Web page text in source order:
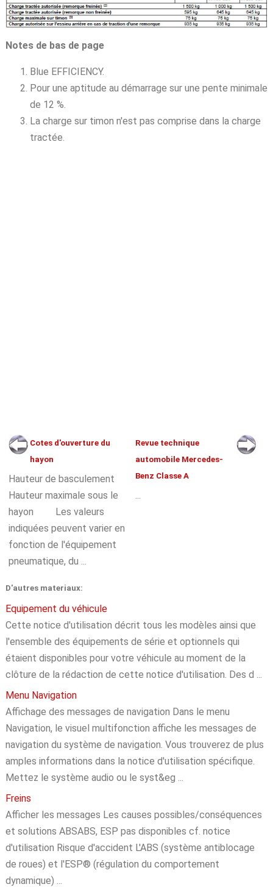
Notes de bas de page
Blue EFFICIENCY.
Pour une aptitude au démarrage sur une pente minimale
de 12 %.
La charge sur timon n'est pas comprise dans la charge
tractée.
Cotes d'ouverture du
hayon
Hauteur de basculement
Hauteur maximale sous le
hayon Les valeurs
indiquées peuvent varier en
fonction de l'équipement
pneumatique, du ...
Revue technique
automobile Mercedes-
Benz Classe A
D'autres materiaux:
Equipement du véhicule
Cette notice d'utilisation décrit tous les modèles ainsi que
l'ensemble des équipements de série et optionnels qui
étaient disponibles pour votre véhicule au moment de la
clôture de la rédaction de cette notice d'utilisation. Des d ...
Menu Navigation
Affichage des messages de navigation Dans le menu
Navigation, le visuel multifonction affiche les messages de
navigation du système de navigation. Vous trouverez de plus
amples informations dans la notice d'utilisation spécifique.
Mettez le système audio ou le syst&eg ...
Freins
Afficher les messages Les causes possibles/conséquences
et solutions ABSABS, ESP pas disponibles cf. notice
d'utilisation Risque d'accident L'ABS (système antiblocage
de roues) et l'ESP® (régulation du comportement
dynamique) ...